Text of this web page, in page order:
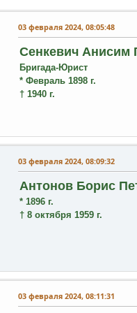
03 февраля 2024, 08:05:48
Сенкевич Анисим
Бригада-Юрист
* Февраль 1898 г.
† 1940 г.
03 февраля 2024, 08:09:32
Антонов Борис
* 1896 г.
† 8 октября 1959 г.
03 февраля 2024, 08:11:31